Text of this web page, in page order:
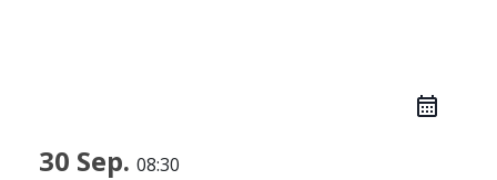
30 Sep. 08:30